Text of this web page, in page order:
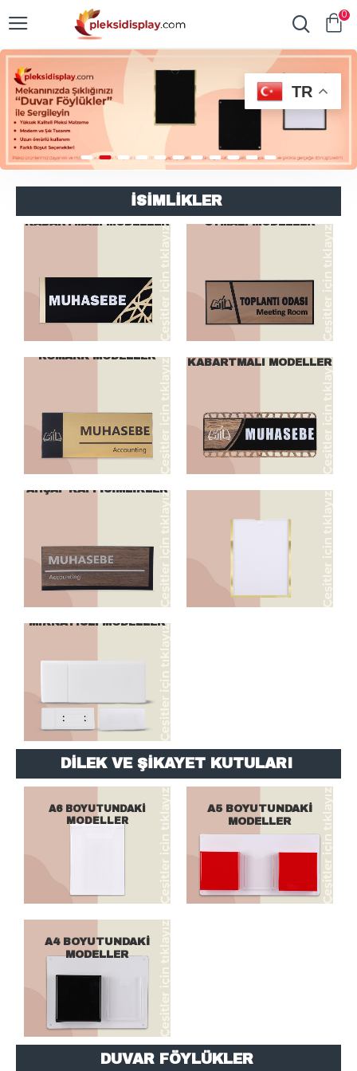
TR
0
İSİMLİKLER
KABARTMALI MODELLER OYMALI MODELLER
ROMARK MODELLER
KABARTMALI MODELLER
AHŞAP KAPI İSİMLİKLER
MIKNATISLI MODELLER
DİLEK VE ŞİKAYET KUTULARI
A6 BOYUTUNDAKİ
MODELLER
A5 BOYUTUNDAKİ
MODELLER
A4 BOYUTUNDAKİ
MODELLER
DUVAR FÖYLÜKLER
ÇITALI MODELLER KIZAKLI MODELLER